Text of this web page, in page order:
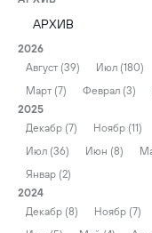
2026
Август (39)
Июл (180)
Март (7)
Феврал (3)
2025
Декабр (7)
Ноябр (11)
Июл (36)
Июн (8)
Январ (2)
2024
Декабр (8)
Ноябр (7)